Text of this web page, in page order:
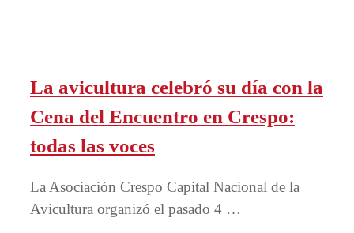
La avicultura celebró su día con la
Cena del Encuentro en Crespo:
todas las voces
La Asociación Crespo Capital Nacional de la
Avicultura organizó el pasado 4 …